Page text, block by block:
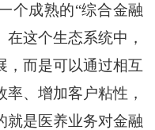
个成熟的“综合金融
这个生态系统中，
，而是可以通过相互
、增加客户粘性，
就是医养业务对金融